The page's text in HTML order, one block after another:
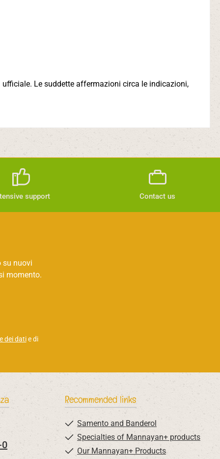
Le suddette affermazioni circa le indicazioni,
support Contact us
su nuovi
momento.
dei datie di
Recommended links
Samento and Banderol
Specialties of Mannayan+ products
Our Mannayan+ Products